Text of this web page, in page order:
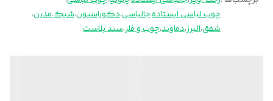
چوب لباسی ایستاده،جالباسی،دکوراسیون،شیک،مدرن،
شفق،البرز،دماوند،چوب و فلز،سند بلاست